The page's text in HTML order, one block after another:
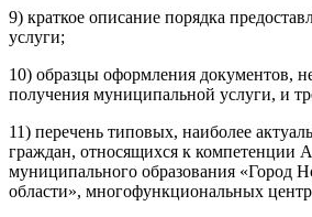
9) краткое описание порядка
услуги;
10) образцы оформления документов,
получения муниципальной услуги, и
11) перечень типовых, наиболее
граждан, относящихся к компетенции
муниципального образования «Город
области», многофункциональных